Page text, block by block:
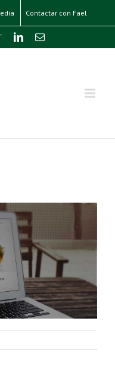
Contactar con Fael